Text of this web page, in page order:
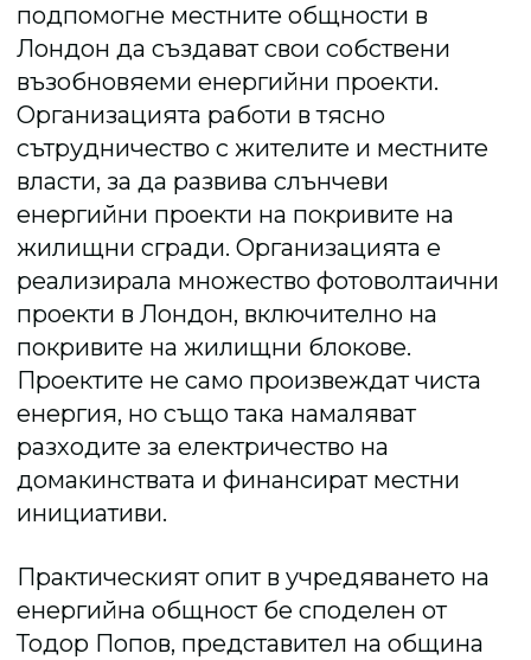
подпомогне местните общности в
Лондон да създават свои собствени
възобновяеми енергийни проекти.
Организацията работи в тясно
сътрудничество с жителите и местните
власти, за да развива слънчеви
енергийни проекти на покривите на
жилищни сгради. Организацията е
реализирала множество фотоволтаични
проекти в Лондон, включително на
покривите на жилищни блокове.
Проектите не само произвеждат чиста
енергия, но също така намаляват
разходите за електричество на
домакинствата и финансират местни
инициативи.
Практическият опит в учредяването на
енергийна общност бе споделен от
Тодор Попов, представител на община